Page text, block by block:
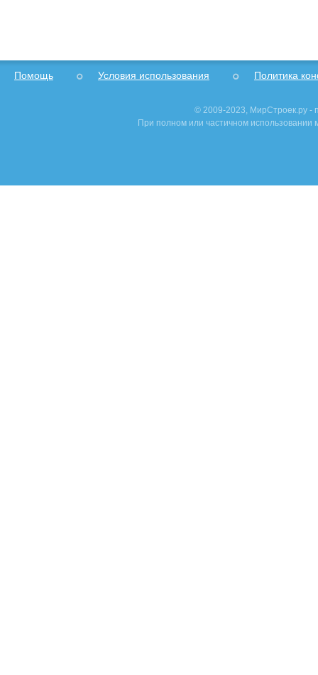
Помощь Условия использования Политика
© 2009-2023, МирСтроек.ру -
При полном или частичном использовании